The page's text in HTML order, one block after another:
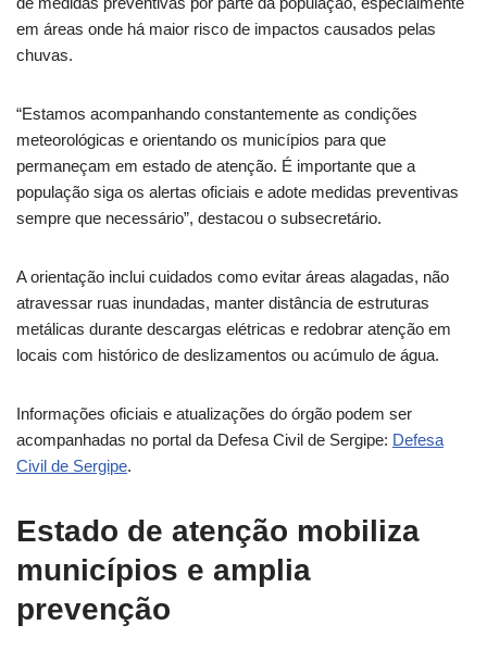
em áreas onde há maior risco de impactos causados pelas
chuvas.
“Estamos acompanhando constantemente as condições
meteorológicas e orientando os municípios para que
permaneçam em estado de atenção. É importante que a
população siga os alertas oficiais e adote medidas preventivas
sempre que necessário”, destacou o subsecretário.
A orientação inclui cuidados como evitar áreas alagadas, não
atravessar ruas inundadas, manter distância de estruturas
metálicas durante descargas elétricas e redobrar atenção em
locais com histórico de deslizamentos ou acúmulo de água.
Informações oficiais e atualizações do órgão podem ser
acompanhadas no portal da Defesa Civil de Sergipe: Defesa
Civil de Sergipe.
Estado de atenção mobiliza
municípios e amplia
prevenção